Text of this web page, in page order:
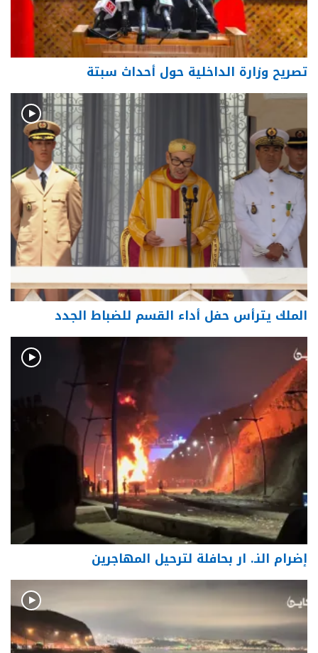
تصريح وزارة الداخلية حول أحداث سبتة
الملك يترأس حفل أداء القسم للضباط الجدد
إضرام النـ. ار بحافلة لترحيل المهاجرين